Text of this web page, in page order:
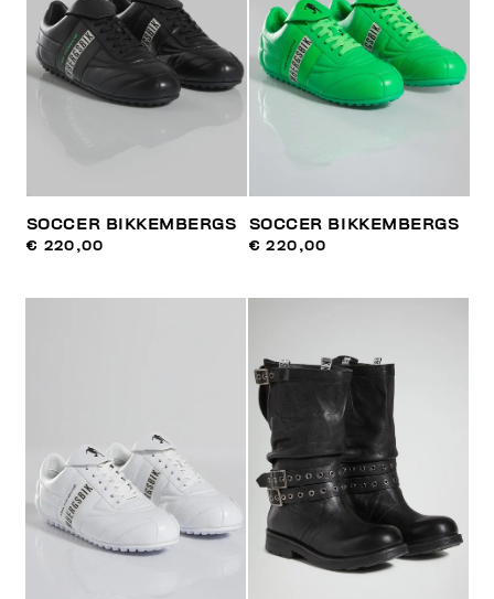
SOCCER BIKKEMBERGS
€ 220,00
SOCCER BIKKEMBERGS
€ 220,00